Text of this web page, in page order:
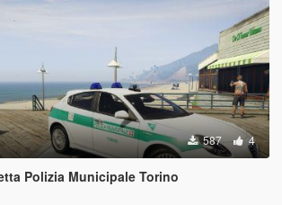
587 4
Polizia Municipale Torino